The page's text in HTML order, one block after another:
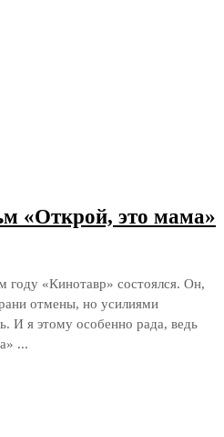
«Открой, это мама»
году «Кинотавр» состоялся. Он,
отмены, но усилиями
И я этому особенно рада, ведь
...